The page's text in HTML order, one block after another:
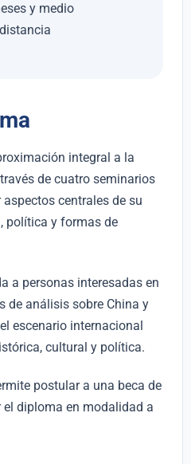
y medio
integral a la
de cuatro seminarios
centrales de su
política y formas de
a personas interesadas en
de análisis sobre China y
escenario internacional
cultural y política.
postular a una beca de
el diploma en modalidad a